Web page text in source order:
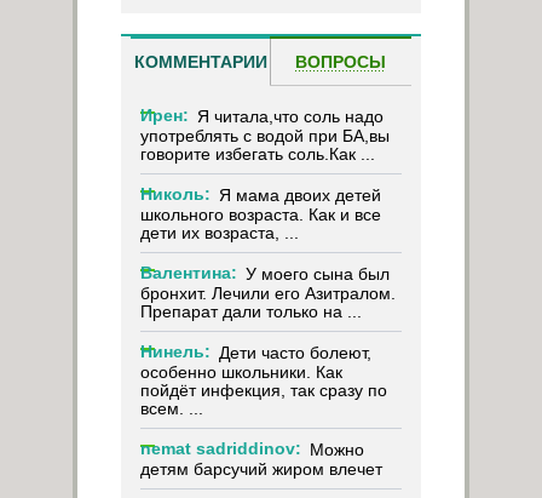
КОММЕНТАРИИ ВОПРОСЫ
Ирен: Я читала,что соль надо
употреблять с водой при БА,вы
говорите избегать соль.Как ...
Николь: Я мама двоих детей
школьного возраста. Как и все
дети их возраста, ...
Валентина: У моего сына был
бронхит. Лечили его Азитралом.
Препарат дали только на ...
Нинель: Дети часто болеют,
особенно школьники. Как
пойдёт инфекция, так сразу по
всем. ...
nemat sadriddinov: Можно
детям барсучий жиром влечет